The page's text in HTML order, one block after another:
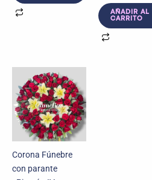
AÑADIR AL
CARRITO
Corona Fúnebre
con parante